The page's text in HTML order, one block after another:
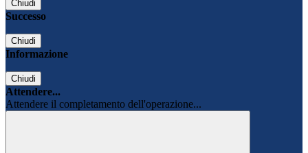
Chiudi
Successo
Chiudi
Informazione
Chiudi
Attendere...
Attendere il completamento dell'operazione...